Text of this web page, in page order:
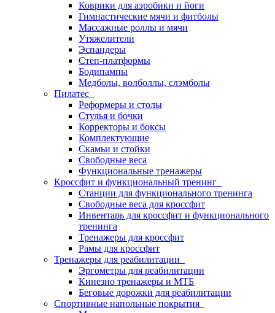
Коврики для аэробики и йоги
Гимнастические мячи и фитболы
Массажные роллы и мячи
Утяжелители
Эспандеры
Степ-платформы
Бодипампы
Медболы, волболлы, слэмболы
Пилатес
Реформеры и столы
Стулья и бочки
Корректоры и боксы
Комплектующие
Скамьи и стойки
Свободные веса
Функциональные тренажеры
Кроссфит и функциональный тренинг
Станции для функционального тренинга
Свободные веса для кроссфит
Инвентарь для кроссфит и функционального
тренинга
Тренажеры для кроссфит
Рамы для кроссфит
Тренажеры для реабилитации
Эргометры для реабилитации
Кинезио тренажеры и МТБ
Беговые дорожки для реабилитации
Спортивные напольные покрытия